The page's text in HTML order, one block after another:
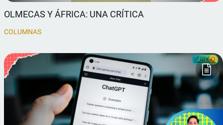
OLMECAS Y ÁFRICA: UNA CRÍTICA
COLUMNAS